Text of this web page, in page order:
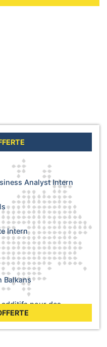
Analyst Intern
Intern
Balkans
additifs pour des